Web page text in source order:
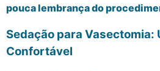
pouca lembrança do
Sedação para Vasectomia:
Confortável